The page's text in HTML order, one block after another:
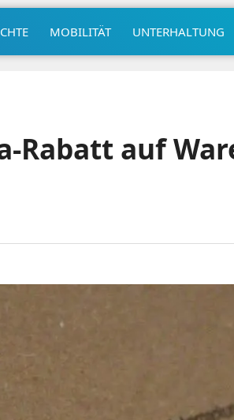
MOBILITÄT UNTERHALTUNG
Rabatt auf